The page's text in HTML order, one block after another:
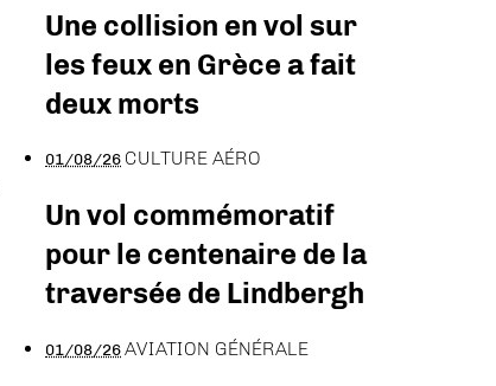
Une collision en vol sur
les feux en Grèce a fait
deux morts
01/08/26 CULTURE AÉRO
Un vol commémoratif
pour le centenaire de la
traversée de Lindbergh
01/08/26AVIATION GÉNÉRALE